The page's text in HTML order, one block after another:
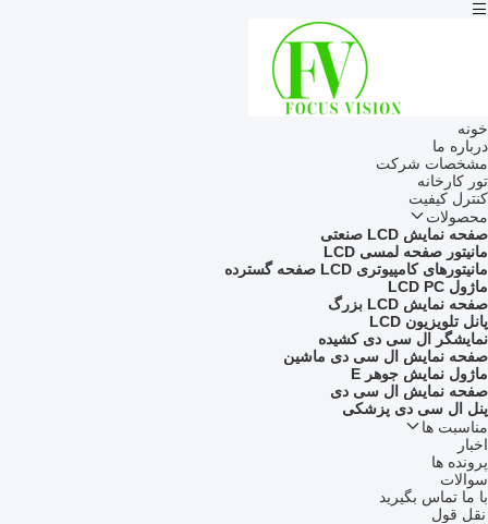
خونه
درباره ما
مشخصات شرکت
تور کارخانه
کنترل کیفیت
محصولات
صفحه نمایش LCD صنعتی
مانیتور صفحه لمسی LCD
مانیتورهای کامپیوتری LCD صفحه گسترده
ماژول LCD PC
صفحه نمایش LCD بزرگ
پانل تلویزیون LCD
نمایشگر ال سی دی کشیده
صفحه نمایش ال سی دی ماشین
ماژول نمایش جوهر E
صفحه نمایش ال سی دی
پنل ال سی دی پزشکی
مناسبت ها
اخبار
پرونده ها
سوالات
با ما تماس بگیرید
نقل قول